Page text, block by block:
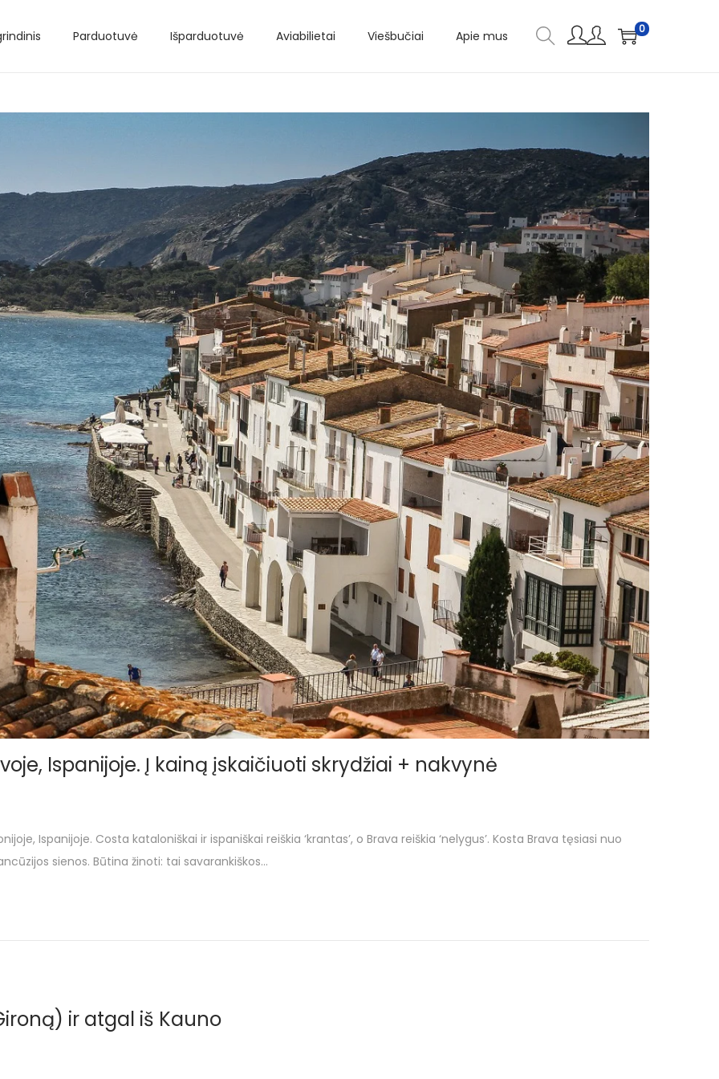
Parduotuvė Išparduotuvė Aviabilietai Viešbučiai Apie mus 0
Ispanijoje. Į kainą įskaičiuoti skrydžiai + nakvynė
Ispanijoje. Costa kataloniškai ir ispaniškai reiškia ‘krantas’, o Brava reiškia ‘nelygus’. Kosta Brava tęsiasi nuo
sienos. Būtina žinoti: tai savarankiškos…
ir atgal iš Kauno